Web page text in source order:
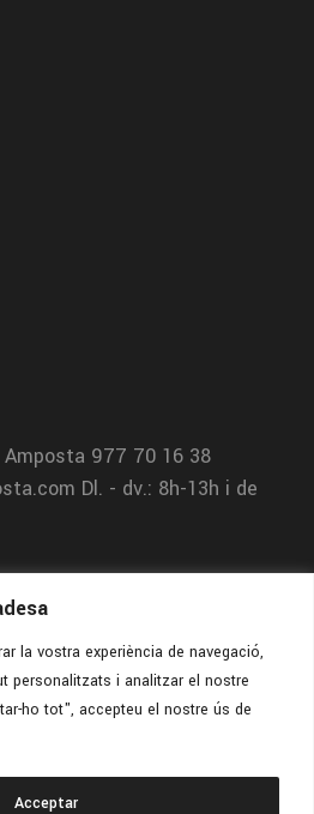
la vostra experiència de navegació,
personalitzats i analitzar el nostre
ho tot", accepteu el nostre ús de
Acceptar
977 70 16 38
Dl. - dv.: 8h-13h i de
977 12 08 31
Dl. - dv.: 8h-13h i de